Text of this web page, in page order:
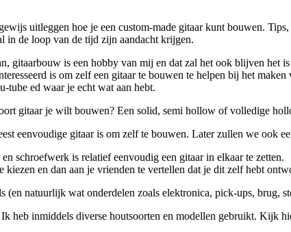
uitleggen hoe je een custom-made gitaar kunt bouwen.
in de loop van de tijd zijn aandacht krijgen.
gitaarbouw is een hobby van mij en dat zal het ook blijven
is om zelf een gitaar te bouwen te helpen bij het
ed waar je echt wat aan hebt.
gitaar je wilt bouwen? Een solid, semi hollow of volledige
eenvoudige gitaar is om zelf te bouwen. Later zullen we ook
schroefwerk is relatief eenvoudig een gitaar in elkaar te zetten.
en dan aan je vrienden te vertellen dat je dit zelf hebt
(en natuurlijk wat onderdelen zoals elektronica, pick-ups, brug,
heb inmiddels diverse houtsoorten en modellen gebruikt. Kijk